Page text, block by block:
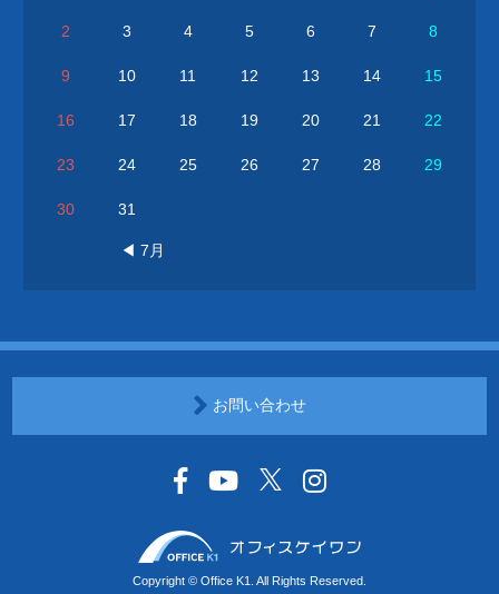
2 3 4 5 6 7 8
9 10 11 12 13 14 15
16 17 18 19 20 21 22
23 24 25 26 27 28 29
30 31
◀ 7月
お問い合わせ
Copyright © Office K1. All Rights Reserved.